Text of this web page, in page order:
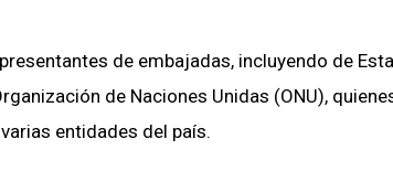
de embajadas, incluyendo de
de Naciones Unidas (ONU),
entidades del país.